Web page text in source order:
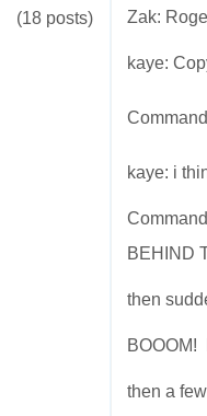
(18 posts) Zak:
kaye:
kaye: i
BEHIND
then
BOOOM!
then a